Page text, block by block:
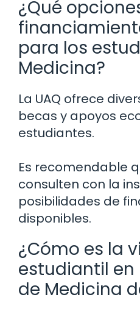
¿Qué
para los
Medicina?
La UAQ ofrece
becas y apoyos
estudiantes.
Es recomendable
consulten con la
posibilidades de
disponibles.
¿Cómo es la
estudiantil en
de Medicina